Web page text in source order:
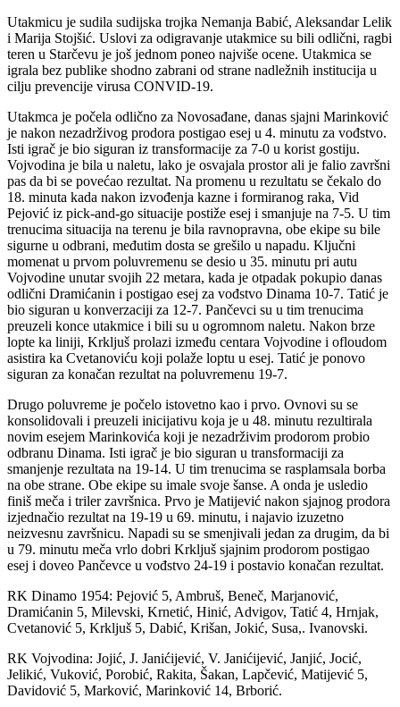
Utakmicu je sudila sudijska trojka Nemanja Babić, Aleksandar Lelik
i Marija Stojšić. Uslovi za odigravanje utakmice su bili odlični, ragbi
teren u Starčevu je još jednom poneo najviše ocene. Utakmica se
igrala bez publike shodno zabrani od strane nadležnih institucija u
cilju prevencije virusa CONVID-19.
Utakmca je počela odlično za Novosađane, danas sjajni Marinković
je nakon nezadrživog prodora postigao esej u 4. minutu za vođstvo.
Isti igrač je bio siguran iz transformacije za 7-0 u korist gostiju.
Vojvodina je bila u naletu, lako je osvajala prostor ali je falio završni
pas da bi se povećao rezultat. Na promenu u rezultatu se čekalo do
18. minuta kada nakon izvođenja kazne i formiranog raka, Vid
Pejović iz pick-and-go situacije postiže esej i smanjuje na 7-5. U tim
trenucima situacija na terenu je bila ravnopravna, obe ekipe su bile
sigurne u odbrani, međutim dosta se grešilo u napadu. Ključni
momenat u prvom poluvremenu se desio u 35. minutu pri autu
Vojvodine unutar svojih 22 metara, kada je otpadak pokupio danas
odlični Dramićanin i postigao esej za vođstvo Dinama 10-7. Tatić je
bio siguran u konverzaciji za 12-7. Pančevci su u tim trenucima
preuzeli konce utakmice i bili su u ogromnom naletu. Nakon brze
lopte ka liniji, Krkljuš prolazi između centara Vojvodine i ofloudom
asistira ka Cvetanoviću koji polaže loptu u esej. Tatić je ponovo
siguran za konačan rezultat na poluvremenu 19-7.
Drugo poluvreme je počelo istovetno kao i prvo. Ovnovi su se
konsolidovali i preuzeli inicijativu koja je u 48. minutu rezultirala
novim esejem Marinkovića koji je nezadrživim prodorom probio
odbranu Dinama. Isti igrač je bio siguran u transformaciji za
smanjenje rezultata na 19-14. U tim trenucima se rasplamsala borba
na obe strane. Obe ekipe su imale svoje šanse. A onda je usledio
finiš meča i triler završnica. Prvo je Matijević nakon sjajnog prodora
izjednačio rezultat na 19-19 u 69. minutu, i najavio izuzetno
neizvesnu završnicu. Napadi su se smenjivali jedan za drugim, da bi
u 79. minutu meča vrlo dobri Krkljuš sjajnim prodorom postigao
esej i doveo Pančevce u vođstvo 24-19 i postavio konačan rezultat.
RK Dinamo 1954: Pejović 5, Ambruš, Beneč, Marjanović,
Dramićanin 5, Milevski, Krnetić, Hinić, Advigov, Tatić 4, Hrnjak,
Cvetanović 5, Krkljuš 5, Dabić, Krišan, Jokić, Susa,. Ivanovski.
RK Vojvodina: Jojić, J. Janićijević, V. Janićijević, Janjić, Jocić,
Jelikić, Vuković, Porobić, Rakita, Šakan, Lapčević, Matijević 5,
Davidović 5, Marković, Marinković 14, Brborić.